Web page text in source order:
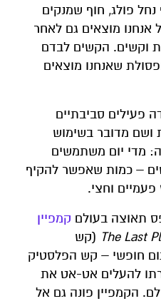
פולג, חוף שמנקים
אנחנו מוצאים גם לאחר
וקשים. הקשים לבדם
הפסולת שאנחנו מוצאים
פעילים סביבתיים
ושם מדובר בשימוש
מדי יום משתמשים
מיליון קשים – כמות שאפשר להקיף
וחצי.
תאוצה בעולם קמפיין
The Last (קש
חופשי – קש הפלסטיק
להעלים אט-אט את
הקמפיין פונה גם אל